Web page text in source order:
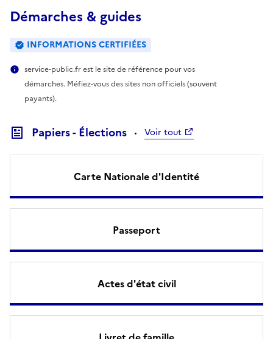
Démarches & guides
INFORMATIONS CERTIFIÉES
service-public.fr est le site de référence pour vos
démarches. Méfiez-vous des sites non officiels (souvent
payants).
Papiers - Élections Voir tout
Carte Nationale d'Identité
Passeport
Actes d'état civil